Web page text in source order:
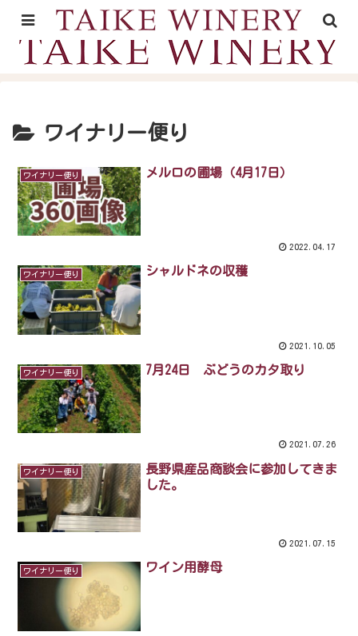
山形村の里山時間が育むワイン
ワイナリー便り
ワイナリー便り メルロの圃場（4月17日）
2022.04.17
ワイナリー便り シャルドネの収穫
2021.10.05
ワイナリー便り 7月24日 ぶどうのカタ取り
2021.07.26
ワイナリー便り
長野県産品商談会に参加してきま
した。
2021.07.15
ワイナリー便り ワイン用酵母